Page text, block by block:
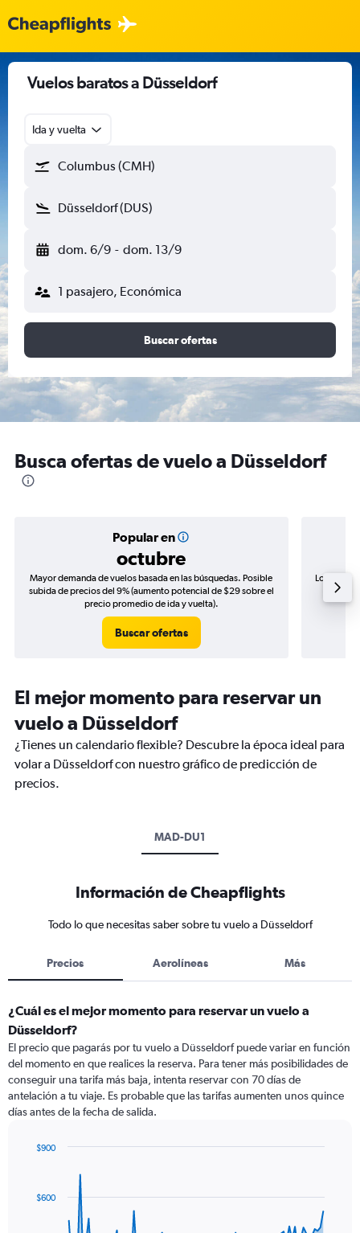
Vuelos baratos a Düsseldorf
Ida y vuelta
Columbus (CMH)
Düsseldorf (DUS)
dom. 6/9 - dom. 13/9
1 pasajero, Económica
Buscar ofertas
Busca ofertas de vuelo a Düsseldorf
Popular en
octubre
Mayor demanda de vuelos basada en las búsquedas. Posible
subida de precios del 9% (aumento potencial de $29 sobre el
precio promedio de ida y vuelta).
Buscar ofertas
Los
de
El mejor momento para reservar un
vuelo a Düsseldorf
¿Tienes un calendario flexible? Descubre la época ideal para
volar a Düsseldorf con nuestro gráfico de predicción de
precios.
MAD-DU1
Información de Cheapflights
Todo lo que necesitas saber sobre tu vuelo a Düsseldorf
Precios Aerolíneas Más
¿Cuál es el mejor momento para reservar un vuelo a
Düsseldorf?
El precio que pagarás por tu vuelo a Düsseldorf puede variar en función
del momento en que realices la reserva. Para tener más posibilidades de
conseguir una tarifa más baja, intenta reservar con 70 días de
antelación a tu viaje. Es probable que las tarifas aumenten unos quince
días antes de la fecha de salida.
data
$600
$900